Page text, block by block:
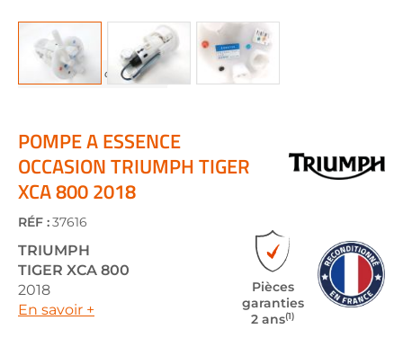
the
beginning
of
the
images
gallery
POMPE A ESSENCE
OCCASION TRIUMPH TIGER
XCA 800 2018
RÉF :37616
TRIUMPH
TIGER XCA 800
2018
En savoir +
Pièces
garanties
2 ans(1)